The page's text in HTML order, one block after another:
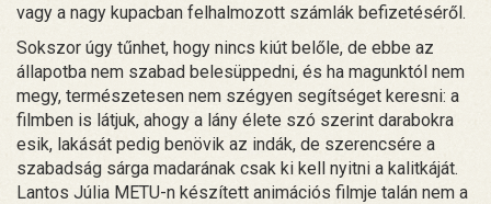
vagy a nagy kupacban felhalmozott számlák befizetéséről.
Sokszor úgy tűnhet, hogy nincs kiút belőle, de ebbe az
állapotba nem szabad belesüppedni, és ha magunktól nem
megy, természetesen nem szégyen segítséget keresni: a
filmben is látjuk, ahogy a lány élete szó szerint darabokra
esik, lakását pedig benövik az indák, de szerencsére a
szabadság sárga madarának csak ki kell nyitni a kalitkáját.
Lantos Júlia METU-n készített animációs filmje talán nem a